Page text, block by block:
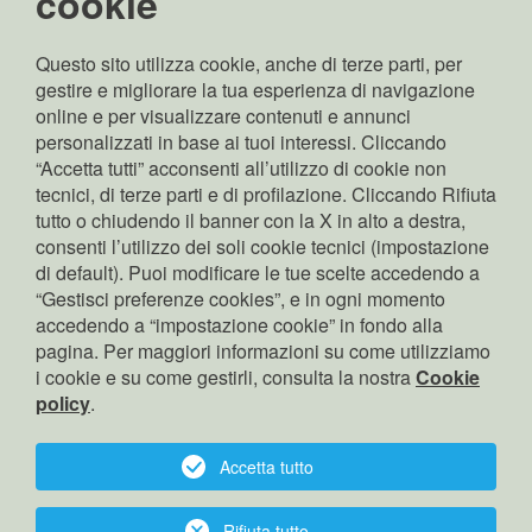
Capitale sociale:
Rappresentante legale:
Pierpaolo Zamunaro
Copyright: © Edyna Srl
cerca
contatto
privacy
cookies
Corporate Governance
gestore indipendente
Accessibilità
Questo sito utilizza cookie, anche di terze parti, per
gestire e migliorare la tua esperienza di navigazione
online e per visualizzare contenuti e annunci
personalizzati in base ai tuoi interessi. Cliccando
“Accetta tutti” acconsenti all’utilizzo di cookie non
tecnici, di terze parti e di profilazione. Cliccando Rifiuta
tutto o chiudendo il banner con la X in alto a destra,
consenti l’utilizzo dei soli cookie tecnici (impostazione
di default). Puoi modificare le tue scelte accedendo a
“Gestisci preferenze cookies”, e in ogni momento
accedendo a “impostazione cookie” in fondo alla
pagina. Per maggiori informazioni su come utilizziamo
i cookie e su come gestirli, consulta la nostraCookie
policy.
Accetta tutto